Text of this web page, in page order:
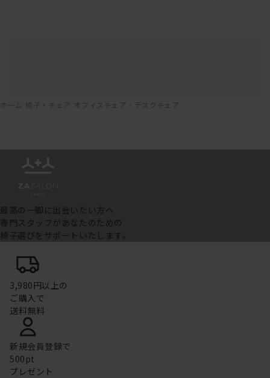
ホーム 椅子・チェア オフィスチェア・デスクチェア
最高の一脚に出会いたい方へ
専門スタッフがあなたのための
椅子選びをサポートいたします。
3,980円以上の
ご購入で
送料無料
新規会員登録で
500pt
プレゼント